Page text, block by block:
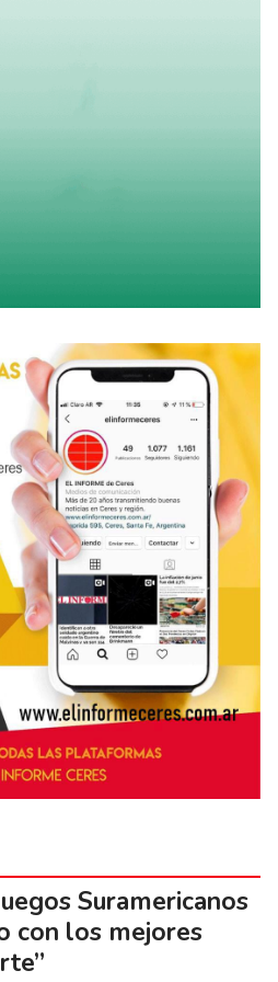
Suramericanos
con los mejores